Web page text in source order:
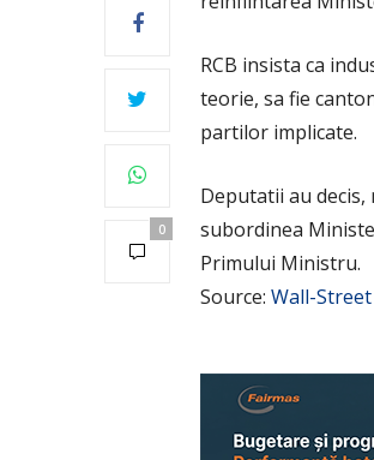
0
RCB insista ca
teorie, sa fie
partilor implicate.
Deputatii au
subordinea
Primului Ministru.
Source: Wall-Street